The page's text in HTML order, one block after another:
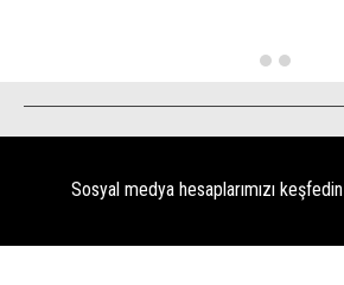
Sosyal medya hesaplarımızı keşfedin